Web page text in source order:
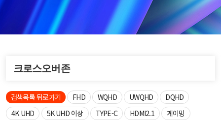
크로스오버존
검색목록 뒤로가기 FHD WQHD UWQHD
DQHD
4K UHD
5K UHD 이상 TYPE-C HDMI2.1
게이밍